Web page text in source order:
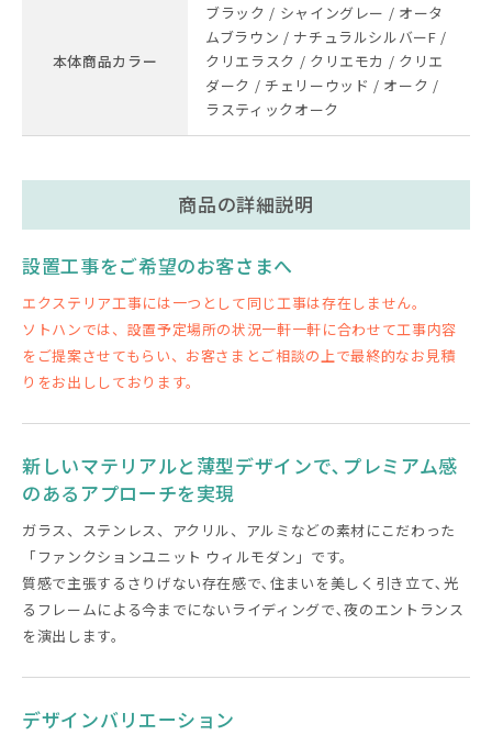
本体商品カラー
ブラック / シャイングレー / オータ
ムブラウン / ナチュラルシルバーF /
クリエラスク / クリエモカ / クリエ
ダーク / チェリーウッド / オーク /
ラスティックオーク
商品の詳細説明
設置工事をご希望のお客さまへ
エクステリア工事には一つとして同じ工事は存在しません。
ソトハンでは、設置予定場所の状況一軒一軒に合わせて工事内容
をご提案させてもらい、お客さまとご相談の上で最終的なお見積
りをお出ししております。
新しいマテリアルと薄型デザインで､プレミアム感
のあるアプローチを実現
ガラス、ステンレス、アクリル、アルミなどの素材にこだわった
「ファンクションユニット ウィルモダン」です。
質感で主張するさりげない存在感で､住まいを美しく引き立て､光
るフレームによる今までにないライディングで､夜のエントランス
を演出します。
デザインバリエーション